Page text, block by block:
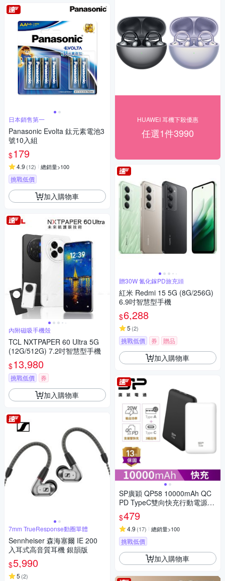
日本銷售第一
Panasonic Evolta 鈦元素電池3
號10入組
$179
4.9 (12) 總銷量>100
挑戰低價
加入購物車
內附磁吸手機殼
TCL NXTPAPER 60 Ultra 5G
(12G/512G) 7.2吋智慧型手機
$13,980
挑戰低價 券
加入購物車
7mm TrueResponse動圈單體
Sennheiser 森海塞爾 IE 200
入耳式高音質耳機 銀韻版
$5,990
5 (2)
HUAWEI 耳機下殺優惠
任選1件3990
贈30W 氮化鎵PD旅充頭
紅米 Redmi 15 5G (8G/256G)
6.9吋智慧型手機
$6,288
5 (2)
挑戰低價 券 贈品
加入購物車
SP廣穎 QP58 10000mAh QC
PD TypeC雙向快充行動電源_
具Wh標示
$479
4.9 (17) 總銷量>100
挑戰低價
加入購物車